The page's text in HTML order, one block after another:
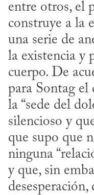
entre otros, el
construye a la
una serie de
la existencia y
cuerpo. De
para Sontag el
la “sede del
silencioso y
que supo que
ninguna
y que, sin